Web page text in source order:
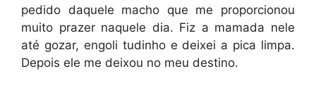
pedido daquele macho que me proporcionou
muito prazer naquele dia. Fiz a mamada nele
até gozar, engoli tudinho e deixei a pica limpa.
Depois ele me deixou no meu destino.